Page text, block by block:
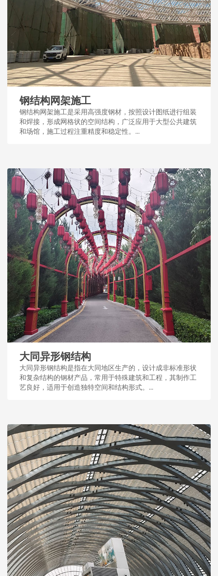
钢结构网架施工
钢结构网架施工是采用高强度钢材，按照设计图纸进行组装
和焊接，形成网格状的空间结构，广泛应用于大型公共建筑
和场馆，施工过程注重精度和稳定性。...
大同异形钢结构
大同异形钢结构是指在大同地区生产的，设计成非标准形状
和复杂结构的钢材产品，常用于特殊建筑和工程，其制作工
艺良好，适用于创造独特空间和结构形式。...